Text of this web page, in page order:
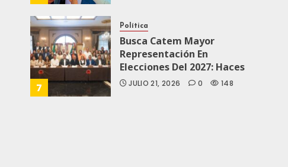
7
Política
Busca Catem Mayor
Representación En
Elecciones Del 2027: Haces
JULIO 21, 2026 0 148